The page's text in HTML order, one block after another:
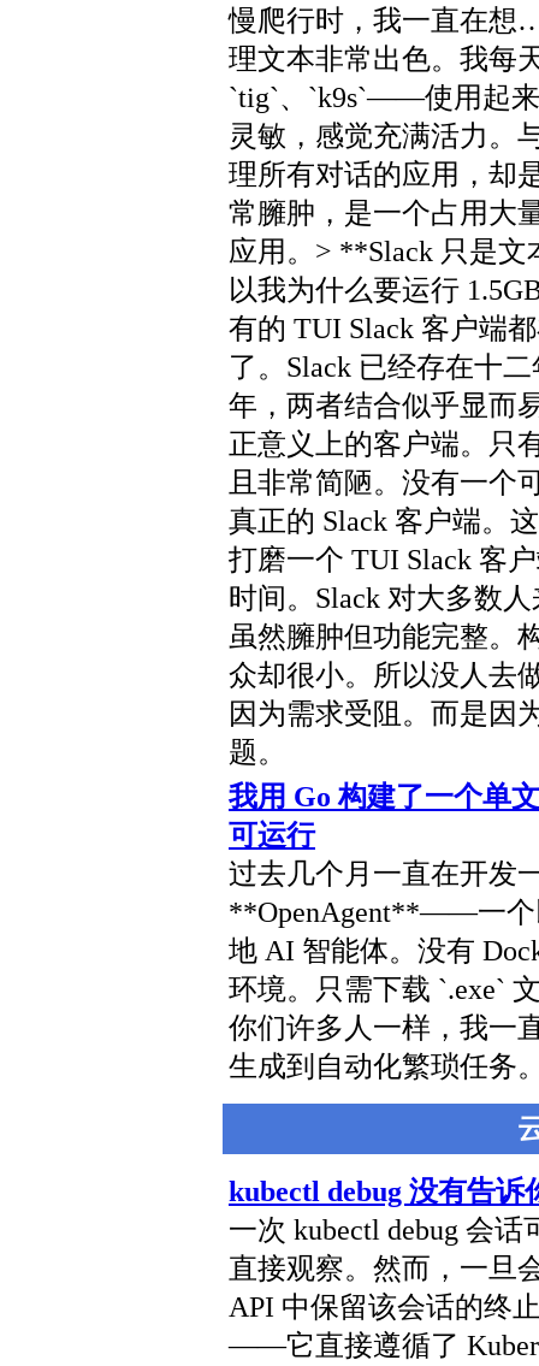
慢爬行时，我一直在
理文本非常出色。我
`tig`、`k9s`——使用起
灵敏，感觉充满活力。
理所有对话的应用，却
常臃肿，是一个占用大
应用。> **Slack 只是
以我为什么要运行
有的 TUI Slack 客户端
了。Slack 已经存在十
年，两者结合似乎显而
正意义上的客户端。只
且非常简陋。没有一个
真正的 Slack 客户端。
打磨一个 TUI Slack 客
时间。Slack 对大多数
虽然臃肿但功能完整。
众却很小。所以没人去
因为需求受阻。而是因
题。
我用 Go 构建了一个单
可运行
过去几个月一直在开发
**OpenAgent**——一个
地 AI 智能体。没有
环境。只需下载 `.exe`
你们许多人一样，我一
生成到自动化繁琐任务
kubectl debug 没有告
一次 kubectl debug 会
直接观察。然而，一旦
API 中保留该会话的终
——它直接遵循了